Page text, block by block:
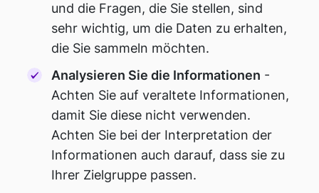
und die Fragen, die Sie stellen, sind
sehr wichtig, um die Daten zu erhalten,
die Sie sammeln möchten.
Analysieren Sie die Informationen -
Achten Sie auf veraltete Informationen,
damit Sie diese nicht verwenden.
Achten Sie bei der Interpretation der
Informationen auch darauf, dass sie zu
Ihrer Zielgruppe passen.